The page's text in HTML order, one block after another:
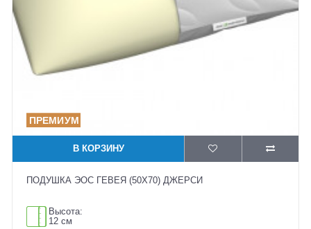
В КОРЗИНУ
ПОДУШКА ЭОС ГЕВЕЯ (50X70) ДЖЕРСИ
Высота:
12 см